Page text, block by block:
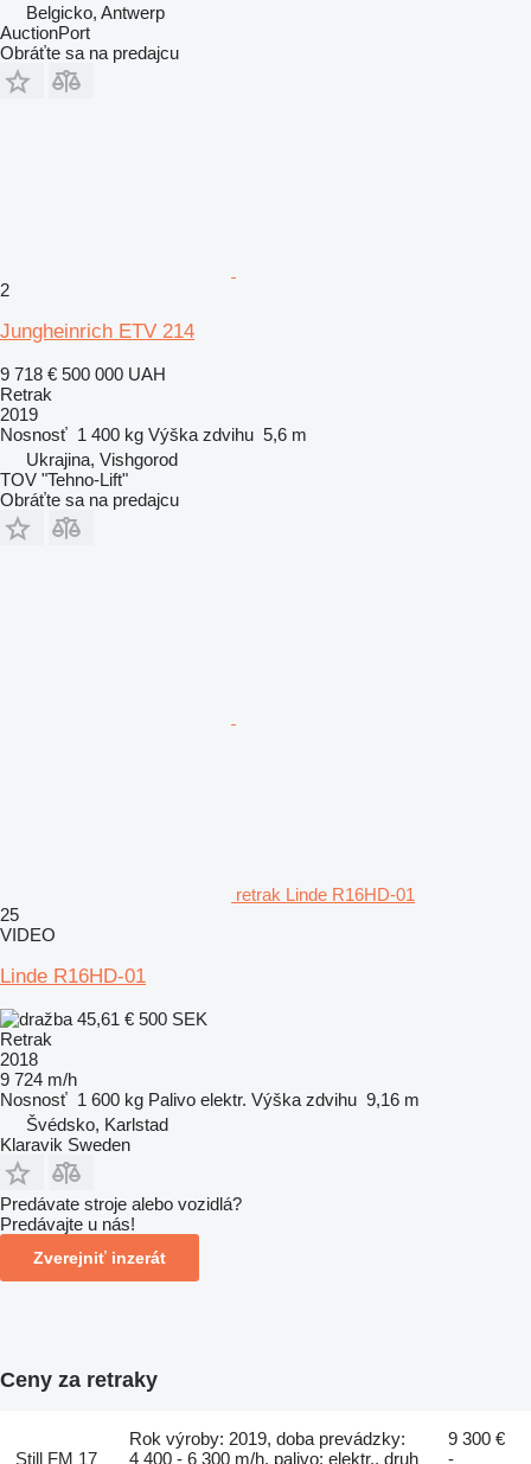
Belgicko, Antwerp
AuctionPort
Obráťte sa na predajcu
2
Jungheinrich ETV 214
9 718 € 500 000 UAH
Retrak
2019
Nosnosť 1 400 kg Výška zdvihu 5,6 m
Ukrajina, Vishgorod
TOV "Tehno-Lift"
Obráťte sa na predajcu
retrak Linde R16HD-01
25
VIDEO
Linde R16HD-01
45,61 € 500 SEK
Retrak
2018
9 724 m/h
Nosnosť 1 600 kg Palivo elektr. Výška zdvihu 9,16 m
Švédsko, Karlstad
Klaravik Sweden
Predávate stroje alebo vozidlá?
Predávajte u nás!
Zverejniť inzerát
Ceny za retraky
Still FM 17
Rok výroby: 2019, doba prevádzky:
4 400 - 6 300 m/h, palivo: elektr., druh
9 300 €
-